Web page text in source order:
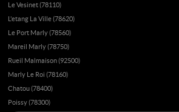
Le Vesinet (78110)
L'etang La Ville (78620)
Le Port Marly (78560)
Mareil Marly (78750)
Rueil Malmaison (92500)
Marly Le Roi (78160)
Chatou (78400)
Poissy (78300)